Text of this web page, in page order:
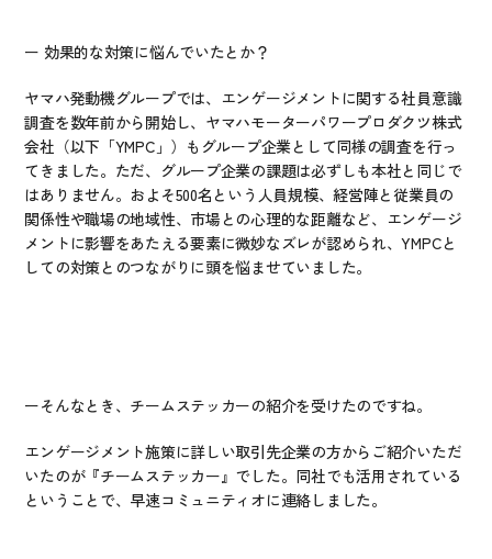
ー 効果的な対策に悩んでいたとか？
ヤマハ発動機グループでは、エンゲージメントに関する社員意識
調査を数年前から開始し、ヤマハモーターパワープロダクツ株式
会社（以下「YMPC」）もグループ企業として同様の調査を行っ
てきました。ただ、グループ企業の課題は必ずしも本社と同じで
はありません。およそ500名という人員規模、経営陣と従業員の
関係性や職場の地域性、市場との心理的な距離など、エンゲージ
メントに影響をあたえる要素に微妙なズレが認められ、YMPCと
しての対策とのつながりに頭を悩ませていました。
ーそんなとき、チームステッカーの紹介を受けたのですね。
エンゲージメント施策に詳しい取引先企業の方からご紹介いただ
いたのが『チームステッカー』でした。同社でも活用されている
ということで、早速コミュニティオに連絡しました。